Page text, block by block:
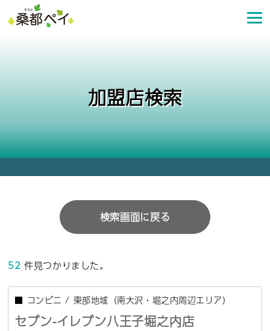
ン
プ
加盟店検索
検索画面に戻る
52 件見つかりました。
■ コンビニ / 東部地域（南大沢・堀之内周辺エリア）
セブン-イレブン八王子堀之内店